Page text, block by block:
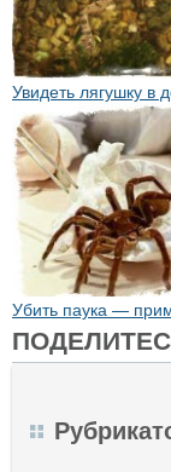
Увидеть лягушку в
Убить паука —